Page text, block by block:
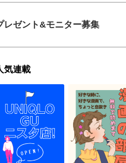
レゼント&モニター募集
気連載